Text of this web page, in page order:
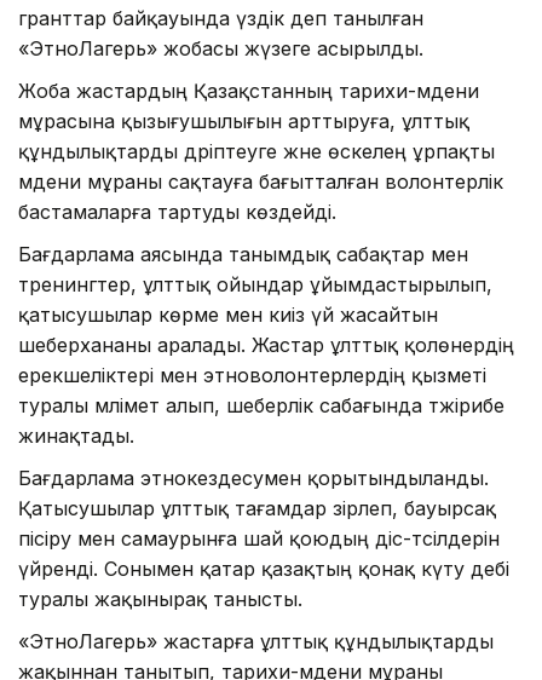
гранттар байқауында үздік деп танылған
«ЭтноЛагерь» жобасы жүзеге асырылды.
Жоба жастардың Қазақстанның тарихи-мәдени
мұрасына қызығушылығын арттыруға, ұлттық
құндылықтарды дәріптеуге және өскелең ұрпақты
мәдени мұраны сақтауға бағытталған волонтерлік
бастамаларға тартуды көздейді.
Бағдарлама аясында танымдық сабақтар мен
тренингтер, ұлттық ойындар ұйымдастырылып,
қатысушылар көрме мен киіз үй жасайтын
шеберхананы аралады. Жастар ұлттық қолөнердің
ерекшеліктері мен этноволонтерлердің қызметі
туралы мәлімет алып, шеберлік сабағында тәжірибе
жинақтады.
Бағдарлама этнокездесумен қорытындыланды.
Қатысушылар ұлттық тағамдар әзірлеп, бауырсақ
пісіру мен самаурынға шай қоюдың әдіс-тәсілдерін
үйренді. Сонымен қатар қазақтың қонақ күту әдебі
туралы жақынырақ танысты.
«ЭтноЛагерь» жастарға ұлттық құндылықтарды
жақыннан танытып, тарихи-мәдени мұраны